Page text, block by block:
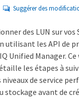
Suggérer des
des LUN sur vos
utilisant les API de
Unified Manager.
les étapes à
niveaux de service
stockage avant de